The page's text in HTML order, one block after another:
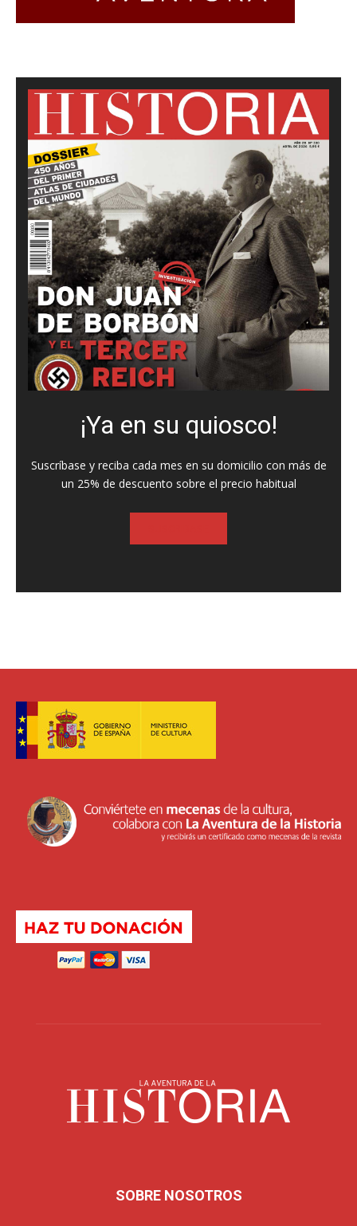
¡Ya en su quiosco!
Suscríbase y reciba cada mes en su domicilio con más de
un 25% de descuento sobre el precio habitual
SOBRE NOSOTROS